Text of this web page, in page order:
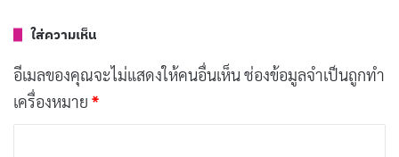
การแสดงของ Filip Berg ที่รับบทเป็น Conny นั้นน่าประทับ
ใส่ความเห็น
อีเมลของคุณจะไม่แสดงให้คนอื่นเห็นช่องข้อมูลจำเป็นถูกทำ
เครื่องหมาย *